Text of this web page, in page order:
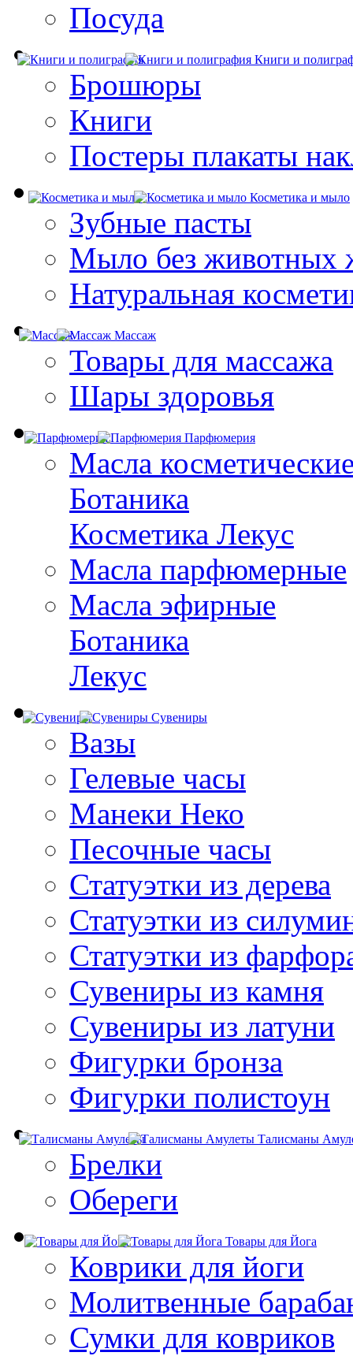
Посуда
Книги и
Брошюры
Книги
Постеры плакаты
Косметика и мыло
Зубные пасты
Мыло без животных
Натуральная
Массаж
Товары для массажа
Шары здоровья
Парфюмерия
Масла
Ботаника
Косметика Лекус
Масла парфюмерные
Масла эфирные
Ботаника
Лекус
Сувениры
Вазы
Гелевые часы
Манеки Неко
Песочные часы
Статуэтки из дерева
Статуэтки из
Статуэтки из
Сувениры из камня
Сувениры из латуни
Фигурки бронза
Фигурки полистоун
Талисманы
Брелки
Обереги
Товары для Йога
Коврики для йоги
Молитвенные
Сумки для ковриков